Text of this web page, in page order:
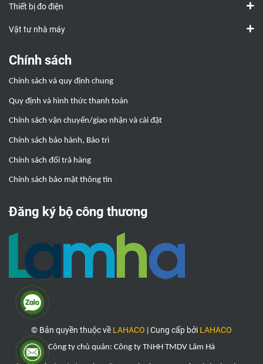
Thiết bị đo điện
Vật tư nhà máy
Chính sách
Chính sách và quy định chung
Quy định và hình thức thanh toán
Chính sách vận chuyển/giao nhận và cài đặt
Chính sách bảo hành, Bảo trì
Chính sách đổi trả hàng
Chính sách bảo mật thông tin
Đăng ký bộ công thương
© Bản quyền thuộc về LAHACO |Cung cấp bởi LAHACO
Công ty chủ quản: Công ty TNHH TMDV Lâm Hà